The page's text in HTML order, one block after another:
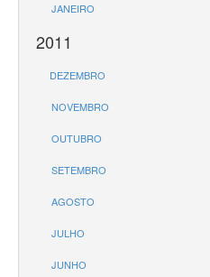
JANEIRO
2011
DEZEMBRO
NOVEMBRO
OUTUBRO
SETEMBRO
AGOSTO
JULHO
JUNHO